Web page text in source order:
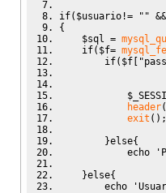
if( $usuario != "" &&
{
$sql
=
if( $f=
if( $f [
header(
exit ( ) ;
}else{
echo
}else{
echo